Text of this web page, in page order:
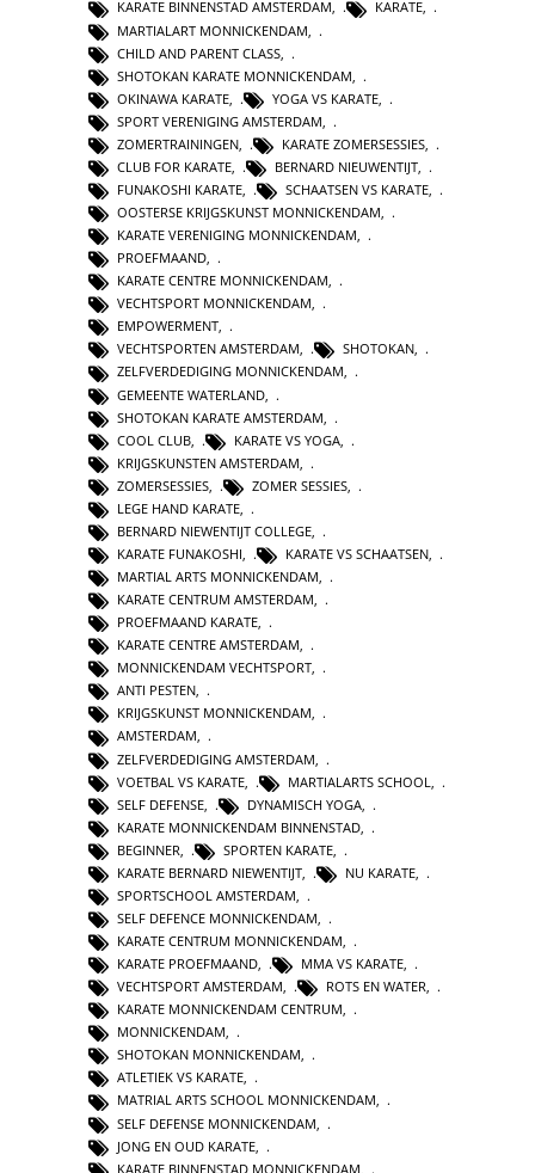
KARATE BINNENSTAD AMSTERDAM, KARATE,
MARTIALART MONNICKENDAM
CHILD AND PARENT CLASS
SHOTOKAN KARATE MONNICKENDAM
OKINAWA KARATE
YOGA VS KARATE
SPORT VERENIGING AMSTERDAM
ZOMERTRAININGEN
KARATE ZOMERSESSIES
CLUB FOR KARATE
BERNARD NIEUWENTIJT
FUNAKOSHI KARATE
SCHAATSEN VS KARATE
OOSTERSE KRIJGSKUNST MONNICKENDAM,
KARATE VERENIGING MONNICKENDAM,
PROEFMAAND,
KARATE CENTRE MONNICKENDAM,
VECHTSPORT MONNICKENDAM,
EMPOWERMENT,
VECHTSPORTEN AMSTERDAM, SHOTOKAN,
ZELFVERDEDIGING MONNICKENDAM,
GEMEENTE WATERLAND
SHOTOKAN KARATE AMSTERDAM
COOL CLUB
KARATE VS YOGA
KRIJGSKUNSTEN AMSTERDAM
ZOMERSESSIES
ZOMER SESSIES
LEGE HAND KARATE
BERNARD NIEWENTIJT COLLEGE
KARATE FUNAKOSHI
KARATE VS SCHAATSEN
MARTIAL ARTS MONNICKENDAM,
KARATE CENTRUM AMSTERDAM,
PROEFMAAND KARATE,
KARATE CENTRE AMSTERDAM,
MONNICKENDAM VECHTSPORT,
ANTI PESTEN,
KRIJGSKUNST MONNICKENDAM,
AMSTERDAM,
ZELFVERDEDIGING AMSTERDAM
VOETBAL VS KARATE
MARTIALARTS SCHOOL
SELF DEFENSE
DYNAMISCH YOGA
KARATE MONNICKENDAM BINNENSTAD
BEGINNER
SPORTEN KARATE
KARATE BERNARD NIEWENTIJT
NU KARATE
SPORTSCHOOL AMSTERDAM
SELF DEFENCE MONNICKENDAM
KARATE CENTRUM MONNICKENDAM,
KARATE PROEFMAAND, MMA VS KARATE,
VECHTSPORT AMSTERDAM, ROTS EN WATER,
KARATE MONNICKENDAM CENTRUM,
MONNICKENDAM,
SHOTOKAN MONNICKENDAM,
ATLETIEK VS KARATE,
MATRIAL ARTS SCHOOL MONNICKENDAM,
SELF DEFENSE MONNICKENDAM
JONG EN OUD KARATE
KARATE BINNENSTAD MONNICKENDAM